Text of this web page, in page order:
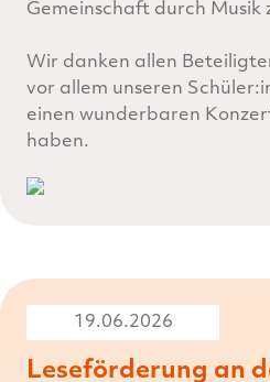
Gemeinschaft durch Musik
Wir danken allen
vor allem unseren
einen wunderbaren
haben.
19.06.2026
Leseförderung an